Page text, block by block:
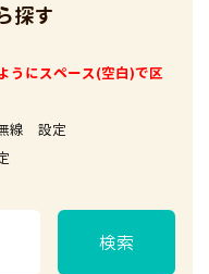
探す
うにスペース(空白)で区
線 設定
検索